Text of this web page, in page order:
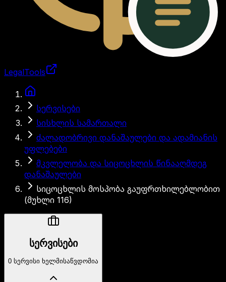
LegalTools
სერვისები
სისხლის სამართალი
ძალადობრივი დანაშაულები და ადამიანის
უფლებები
მკვლელობა და სიცოცხლის წინააღმდეგ
დანაშაულები
სიცოცხლის მოსპობა გაუფრთხილებლობით
(მუხლი 116)
სერვისები
0 სერვისი ხელმისაწვდომია